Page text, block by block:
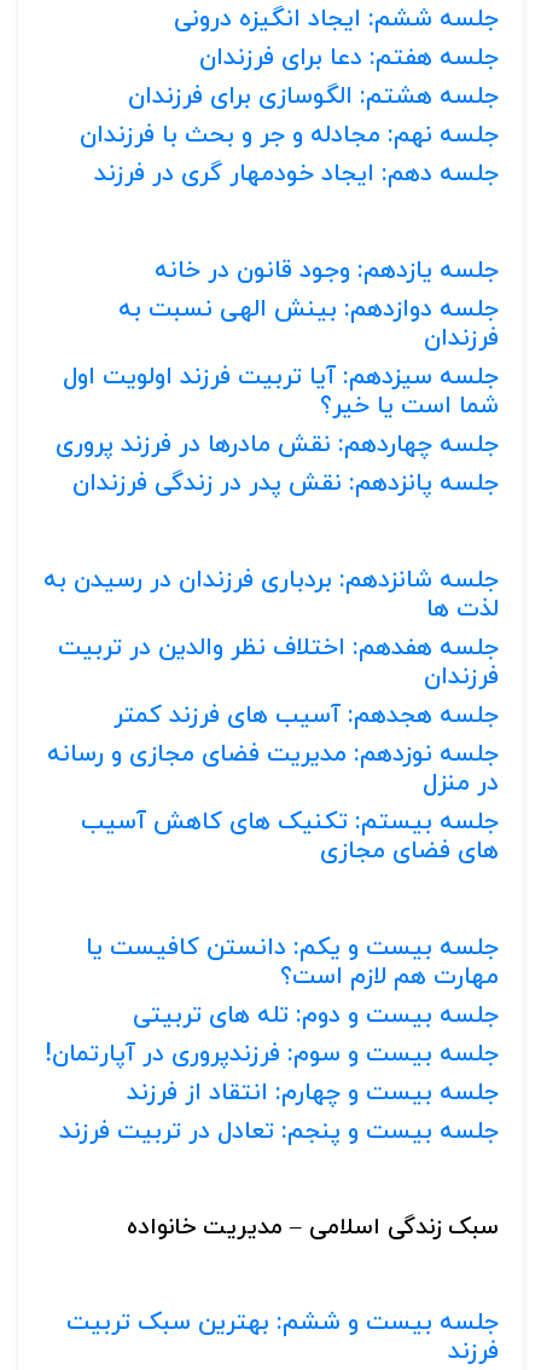
جلسه ششم: ایجاد انگیزه درونی
جلسه هفتم: دعا برای فرزندان
جلسه هشتم: الگوسازی برای فرزندان
جلسه نهم: مجادله و جر و بحث با فرزندان
جلسه دهم: ایجاد خودمهار گری در فرزند
جلسه یازدهم: وجود قانون در خانه
جلسه دوازدهم: بینش الهی نسبت به
فرزندان
جلسه سیزدهم: آیا تربیت فرزند اولویت اول
شما است یا خیر؟
جلسه چهاردهم: نقش مادرها در فرزند پروری
جلسه پانزدهم: نقش پدر در زندگی فرزندان
جلسه شانزدهم: بردباری فرزندان در رسیدن به
لذت ها
جلسه هفدهم: اختلاف نظر والدین در تربیت
فرزندان
جلسه هجدهم: آسیب های فرزند کمتر
جلسه نوزدهم: مدیریت فضای مجازی و رسانه
در منزل
جلسه بیستم: تکنیک های کاهش آسیب
های فضای مجازی
جلسه بیست و یکم: دانستن کافیست یا
مهارت هم لازم است؟
جلسه بیست و دوم: تله های تربیتی
جلسه بیست و سوم: فرزندپروری در آپارتمان!
جلسه بیست و چهارم: انتقاد از فرزند
جلسه بیست و پنجم: تعادل در تربیت فرزند
سبک زندگی اسلامی – مدیریت خانواده
جلسه بیست و ششم: بهترین سبک تربیت
فرزند